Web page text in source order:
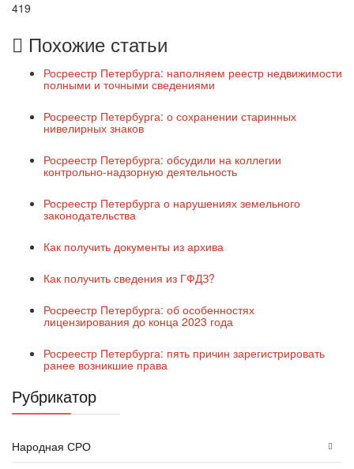
419
Похожие статьи
Росреестр Петербурга: наполняем реестр недвижимости
полными и точными сведениями
Росреестр Петербурга: о сохранении старинных
нивелирных знаков
Росреестр Петербурга: обсудили на коллегии
контрольно-надзорную деятельность
Росреестр Петербурга о нарушениях земельного
законодательства
Как получить документы из архива
Как получить сведения из ГФДЗ?
Росреестр Петербурга: об особенностях
лицензирования до конца 2023 года
Росреестр Петербурга: пять причин зарегистрировать
ранее возникшие права
Рубрикатор
Народная СРО